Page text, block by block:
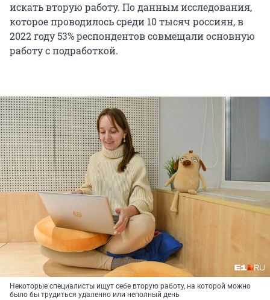
искать вторую работу. По данным исследования,
которое проводилось среди 10 тысяч россиян, в
2022 году 53% респондентов совмещали основную
работу с подработкой.
Некоторые специалисты ищут себе вторую работу, на которой можно
было бы трудиться удаленно или неполный день